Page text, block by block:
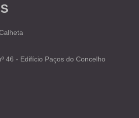
46 - Edifício Paços do Concelho